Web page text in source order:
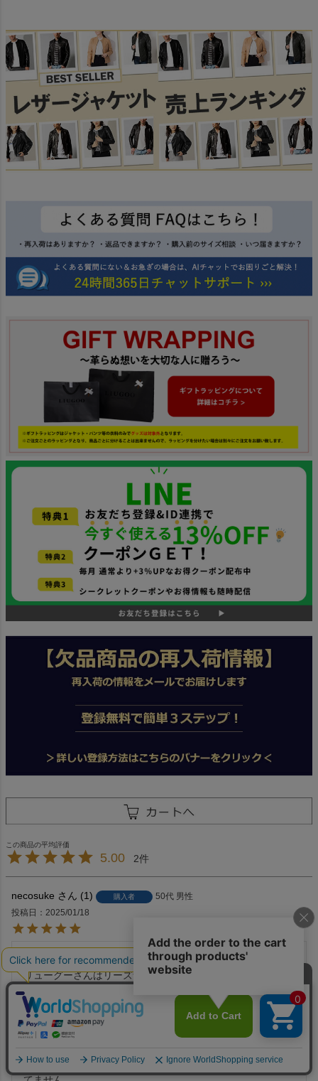
5.00 2
necosuke 1 購入者 50代 男性
投稿日
2025/01/18
ラムレザーがしんなり柔らかくて、とても良いです。
リューグーさんはリーズナブルなので普段着使いができて、
革で長く着られるため購入しました。
過去購入したラムレザーのテーラードを今でも着ているの
で、同じ革のジャケットを今回購入した次第です。
シープスキンテーラードも購入したのですが、結局今では着